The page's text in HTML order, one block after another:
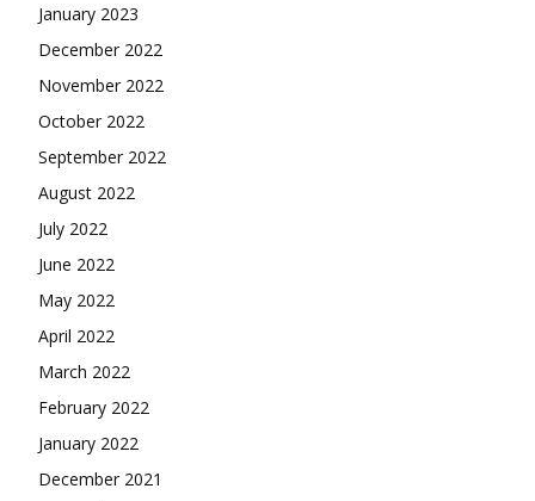
January 2023
December 2022
November 2022
October 2022
September 2022
August 2022
July 2022
June 2022
May 2022
April 2022
March 2022
February 2022
January 2022
December 2021